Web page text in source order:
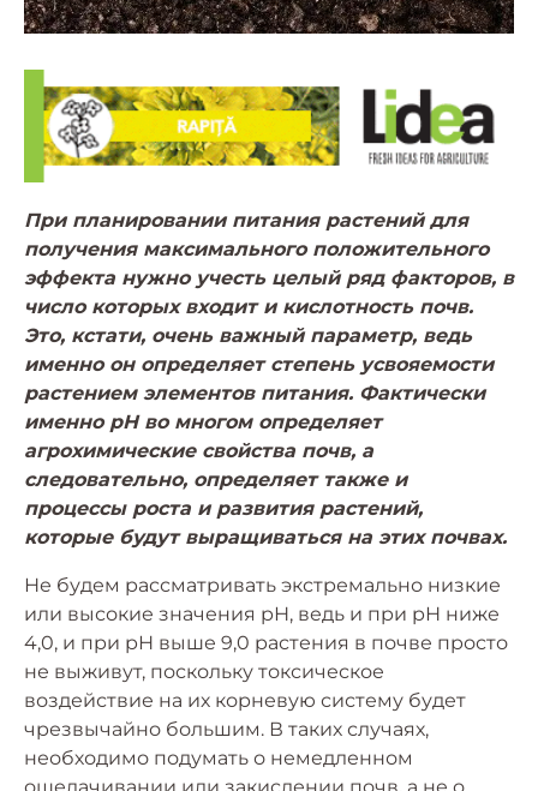
При планировании питания растений для
получения максимального положительного
эффекта нужно учесть целый ряд факторов, в
число которых входит и кислотность почв.
Это, кстати, очень важный параметр, ведь
именно он определяет степень усвояемости
растением элементов питания. Фактически
именно рН во многом определяет
агрохимические свойства почв, а
следовательно, определяет также и
процессы роста и развития растений,
которые будут выращиваться на этих почвах.
Не будем рассматривать экстремально низкие
или высокие значения рН, ведь и при рН ниже
4,0, и при рН выше 9,0 растения в почве просто
не выживут, поскольку токсическое
воздействие на их корневую систему будет
чрезвычайно большим. В таких случаях,
необходимо подумать о немедленном